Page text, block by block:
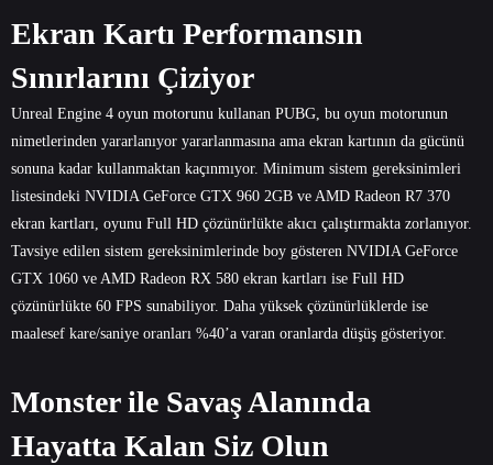
Ekran Kartı Performansın
Sınırlarını Çiziyor
Unreal Engine 4 oyun motorunu kullanan PUBG, bu oyun motorunun
nimetlerinden yararlanıyor yararlanmasına ama ekran kartının da gücünü
sonuna kadar kullanmaktan kaçınmıyor. Minimum sistem gereksinimleri
listesindeki NVIDIA GeForce GTX 960 2GB ve AMD Radeon R7 370
ekran kartları, oyunu Full HD çözünürlükte akıcı çalıştırmakta zorlanıyor.
Tavsiye edilen sistem gereksinimlerinde boy gösteren NVIDIA GeForce
GTX 1060 ve AMD Radeon RX 580 ekran kartları ise Full HD
çözünürlükte 60 FPS sunabiliyor. Daha yüksek çözünürlüklerde ise
maalesef kare/saniye oranları %40’a varan oranlarda düşüş gösteriyor.
Monster ile Savaş Alanında
Hayatta Kalan Siz Olun